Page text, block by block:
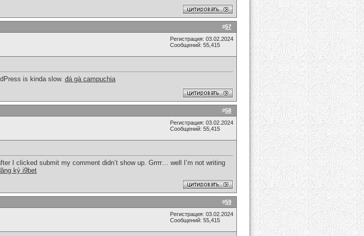
#57
Регистрация: 03.02.2024
Сообщений: 55,415
is kinda slow. đá gà campuchia
#58
Регистрация: 03.02.2024
Сообщений: 55,415
I clicked submit my comment didn’t show up. Grrrr… well I’m not writing
ký i9bet
#59
Регистрация: 03.02.2024
Сообщений: 55,415